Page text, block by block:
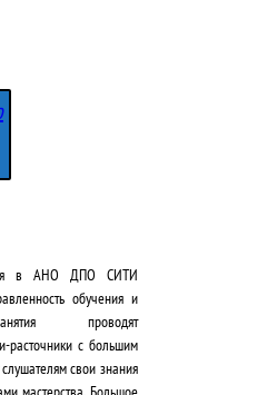
в АНО ДПО СИТИ
обучения и
проводят
расточники с большим
свои знания